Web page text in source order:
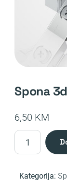
spona
6,50 KM
Spona
INOX
Kategorija: